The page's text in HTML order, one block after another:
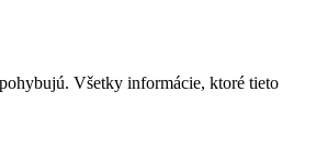
Všetky informácie, ktoré tieto